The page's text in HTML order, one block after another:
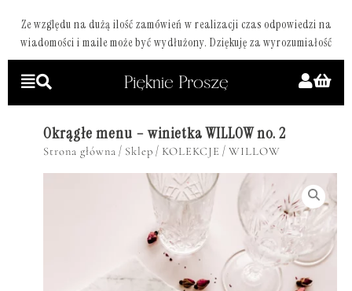
Ze względu na dużą ilość zamówień w realizacji czas odpowiedzi na
wiadomości i maile może być wydłużony. Dziękuję za wyrozumiałość
Okrągłe menu – winietka WILLOW no. 2
Strona główna / Sklep / KOLEKCJE / WILLOW